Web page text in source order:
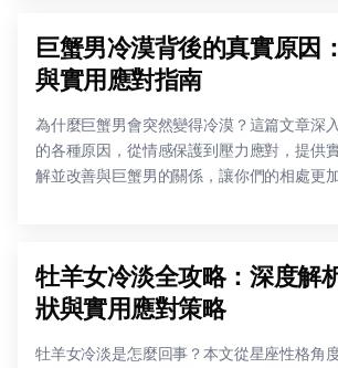
巨蟹男冷漠背後的真實原因
與實用應對指南
為什麼巨蟹男會突然變得冷漠？這篇文章深
的各種原因，從情感保護到壓力應對，提供
解並改善與巨蟹男的關係，讓你們的相處更加
牡羊女冷淡全攻略：深度解
狀與實用應對策略
牡羊女冷淡是怎麼回事？本文從星座性格角